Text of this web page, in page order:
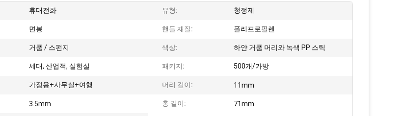
휴대전화 유형: 청정제
면봉 핸들 재질: 폴리프로필렌
거품 / 스펀지 색상: 하얀 거품 머리와 녹색 PP 스틱
세대, 산업적, 실험실 패키지: 500개/가방
가정용+사무실+여행 머리 길이: 11mm
3.5mm 총 길이: 71mm